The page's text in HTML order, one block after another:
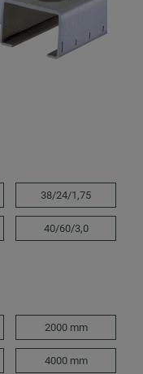
38/24/1,75
40/60/3,0
2000 mm
4000 mm